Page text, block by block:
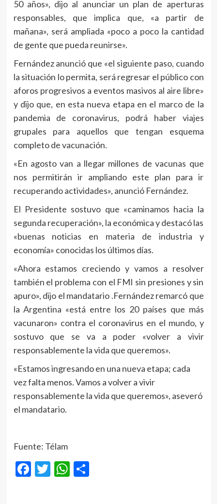
50 años», dijo al anunciar un plan de aperturas
responsables, que implica que, «a partir de
mañana», será ampliada «poco a poco la cantidad
de gente que pueda reunirse».
Fernández anunció que «el siguiente paso, cuando
la situación lo permita, será regresar el público con
aforos progresivos a eventos masivos al aire libre»
y dijo que, en esta nueva etapa en el marco de la
pandemia de coronavirus, podrá haber viajes
grupales para aquellos que tengan esquema
completo de vacunación.
«En agosto van a llegar millones de vacunas que
nos permitirán ir ampliando este plan para ir
recuperando actividades», anunció Fernández.
El Presidente sostuvo que «caminamos hacia la
segunda recuperación», la económica y destacó las
«buenas noticias en materia de industria y
economía» conocidas los últimos días.
«Ahora estamos creciendo y vamos a resolver
también el problema con el FMI sin presiones y sin
apuro», dijo el mandatario .Fernández remarcó que
la Argentina «está entre los 20 países que más
vacunaron» contra el coronavirus en el mundo, y
sostuvo que se va a poder «volver a vivir
responsablemente la vida que queremos».
«Estamos ingresando en una nueva etapa; cada
vez falta menos. Vamos a volver a vivir
responsablemente la vida que queremos», aseveró
el mandatario.
Fuente: Télam
Facebook
Twitter
WhatsApp
Compartir